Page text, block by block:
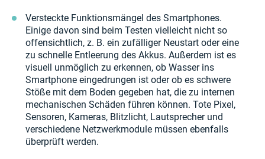
Versteckte Funktionsmängel des Smartphones.
Einige davon sind beim Testen vielleicht nicht so
offensichtlich, z. B. ein zufälliger Neustart oder eine
zu schnelle Entleerung des Akkus. Außerdem ist es
visuell unmöglich zu erkennen, ob Wasser ins
Smartphone eingedrungen ist oder ob es schwere
Stöße mit dem Boden gegeben hat, die zu internen
mechanischen Schäden führen können. Tote Pixel,
Sensoren, Kameras, Blitzlicht, Lautsprecher und
verschiedene Netzwerkmodule müssen ebenfalls
überprüft werden.